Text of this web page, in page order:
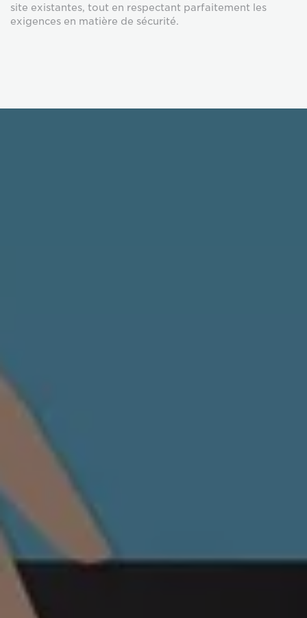
site existantes, tout en respectant parfaitement les
exigences en matière de sécurité.